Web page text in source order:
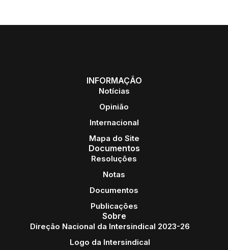
INFORMAÇÃO
Notícias
Opinião
Internacional
Mapa do Site
Documentos
Resoluções
Notas
Documentos
Publicações
Sobre
Direção Nacional da Intersindical 2023-26
Logo da Intersindical